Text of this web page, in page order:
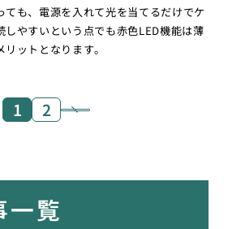
ても、電源を入れて光を当てるだけでケ
しやすいという点でも赤色LED機能は薄
ットとなります。
1 2
一覧